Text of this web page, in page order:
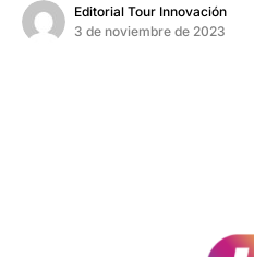
Editorial Tour Innovación
3 de noviembre de 2023